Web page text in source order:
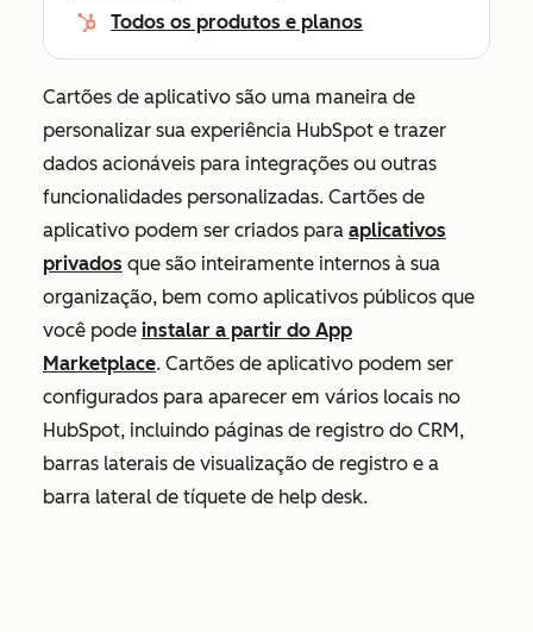
Todos os produtos e planos
Cartões de aplicativo são uma maneira de
personalizar sua experiência HubSpot e trazer
dados acionáveis para integrações ou outras
funcionalidades personalizadas. Cartões de
aplicativo podem ser criados para aplicativos
privados que são inteiramente internos à sua
organização, bem como aplicativos públicos que
você pode instalar a partir do App
Marketplace. Cartões de aplicativo podem ser
configurados para aparecer em vários locais no
HubSpot, incluindo páginas de registro do CRM,
barras laterais de visualização de registro e a
barra lateral de tíquete de help desk.